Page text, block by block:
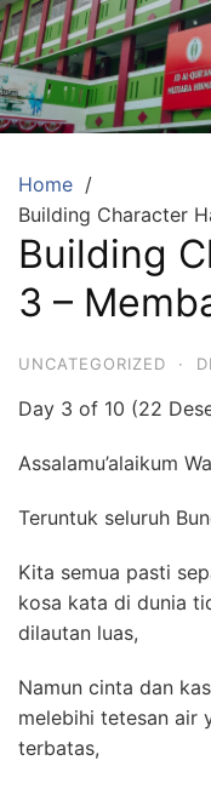
Skip
to
content
SDA
Mutiara
Tambun
Selatan
Bekasi
Beriman,
dan
Berprestasi
Home
Building Character
Building
3 –
UNCATEGORIZED ·
Day 3 of 10 (22
Assalamu’alaikum
Teruntuk seluruh
Kita semua pasti
kosa kata di dunia
dilautan luas,
Namun cinta dan
melebihi tetesan air
terbatas,